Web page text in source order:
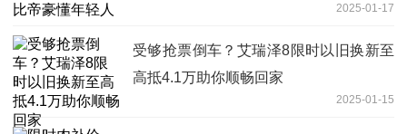
2025-01-17
受够抢票倒车？艾瑞泽8限时以旧换新至
高抵4.1万助你顺畅回家
2025-01-15